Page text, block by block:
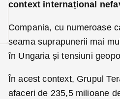
context internațional
Compania, cu numeroase
seama suprapunerii mai
în Ungaria și tensiuni
În acest context, Grupul
afaceri de 235,5 milioane